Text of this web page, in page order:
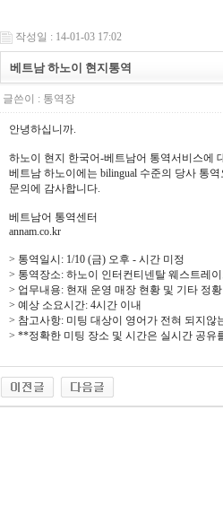
작성일 : 14-01-03 17:02
베트남 하노이 현지통역
글쓴이 : 통역장
안녕하십니까.
하노이 현지 한국어-베트남어 통역서비스에
베트남 하노이에는 bilingual 수준의 당사 통
문의에 감사합니다.
베트남어 통역센터
annam.co.kr
> 통역일시: 1/10 (금) 오후 - 시간 미정
> 통역장소: 하노이 인터컨티넨탈 웨스트레
> 업무내용: 현재 운영 매장 현황 및 기타 정황
> 예상 소요시간: 4시간 이내
> 참고사항: 미팅 대상이 영어가 전혀 되지않
> **정확한 미팅 장소 및 시간은 실시간 공유